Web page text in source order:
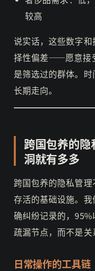
较高
说实话，这些数字
择性偏差——愿意接
是筛选过的群体。
长期走向。
跨国包养的
洞就有多多
跨国包养的隐私管
存活的基础设施。
确纠纷记录的，
疏漏节点，而不是关
日常操作的工具链